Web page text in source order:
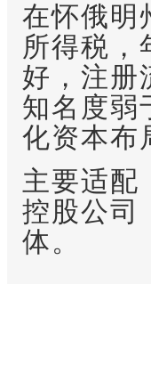
在怀俄明
所得税，
好，注册
知名度弱
化资本布
主要适配
控股公司
体。